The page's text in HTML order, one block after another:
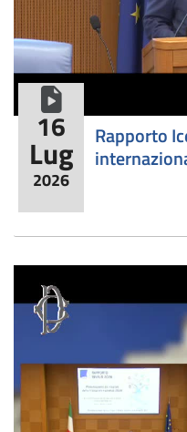
16
Lug
2026
​Rapporto